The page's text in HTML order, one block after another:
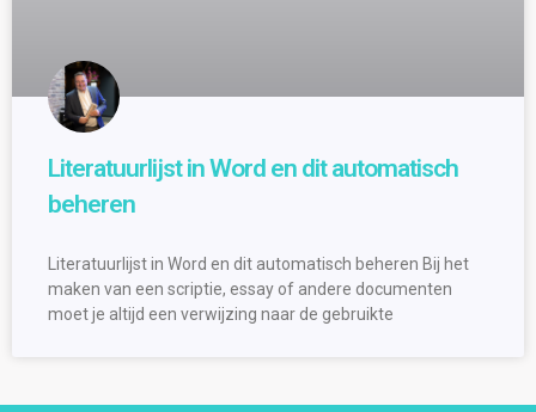
Literatuurlijst in Word en dit automatisch
beheren
Literatuurlijst in Word en dit automatisch beheren Bij het
maken van een scriptie, essay of andere documenten
moet je altijd een verwijzing naar de gebruikte